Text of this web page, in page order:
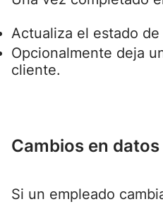
Actualiza el estado de
Opcionalmente deja
cliente.
Cambios en
Si un empleado